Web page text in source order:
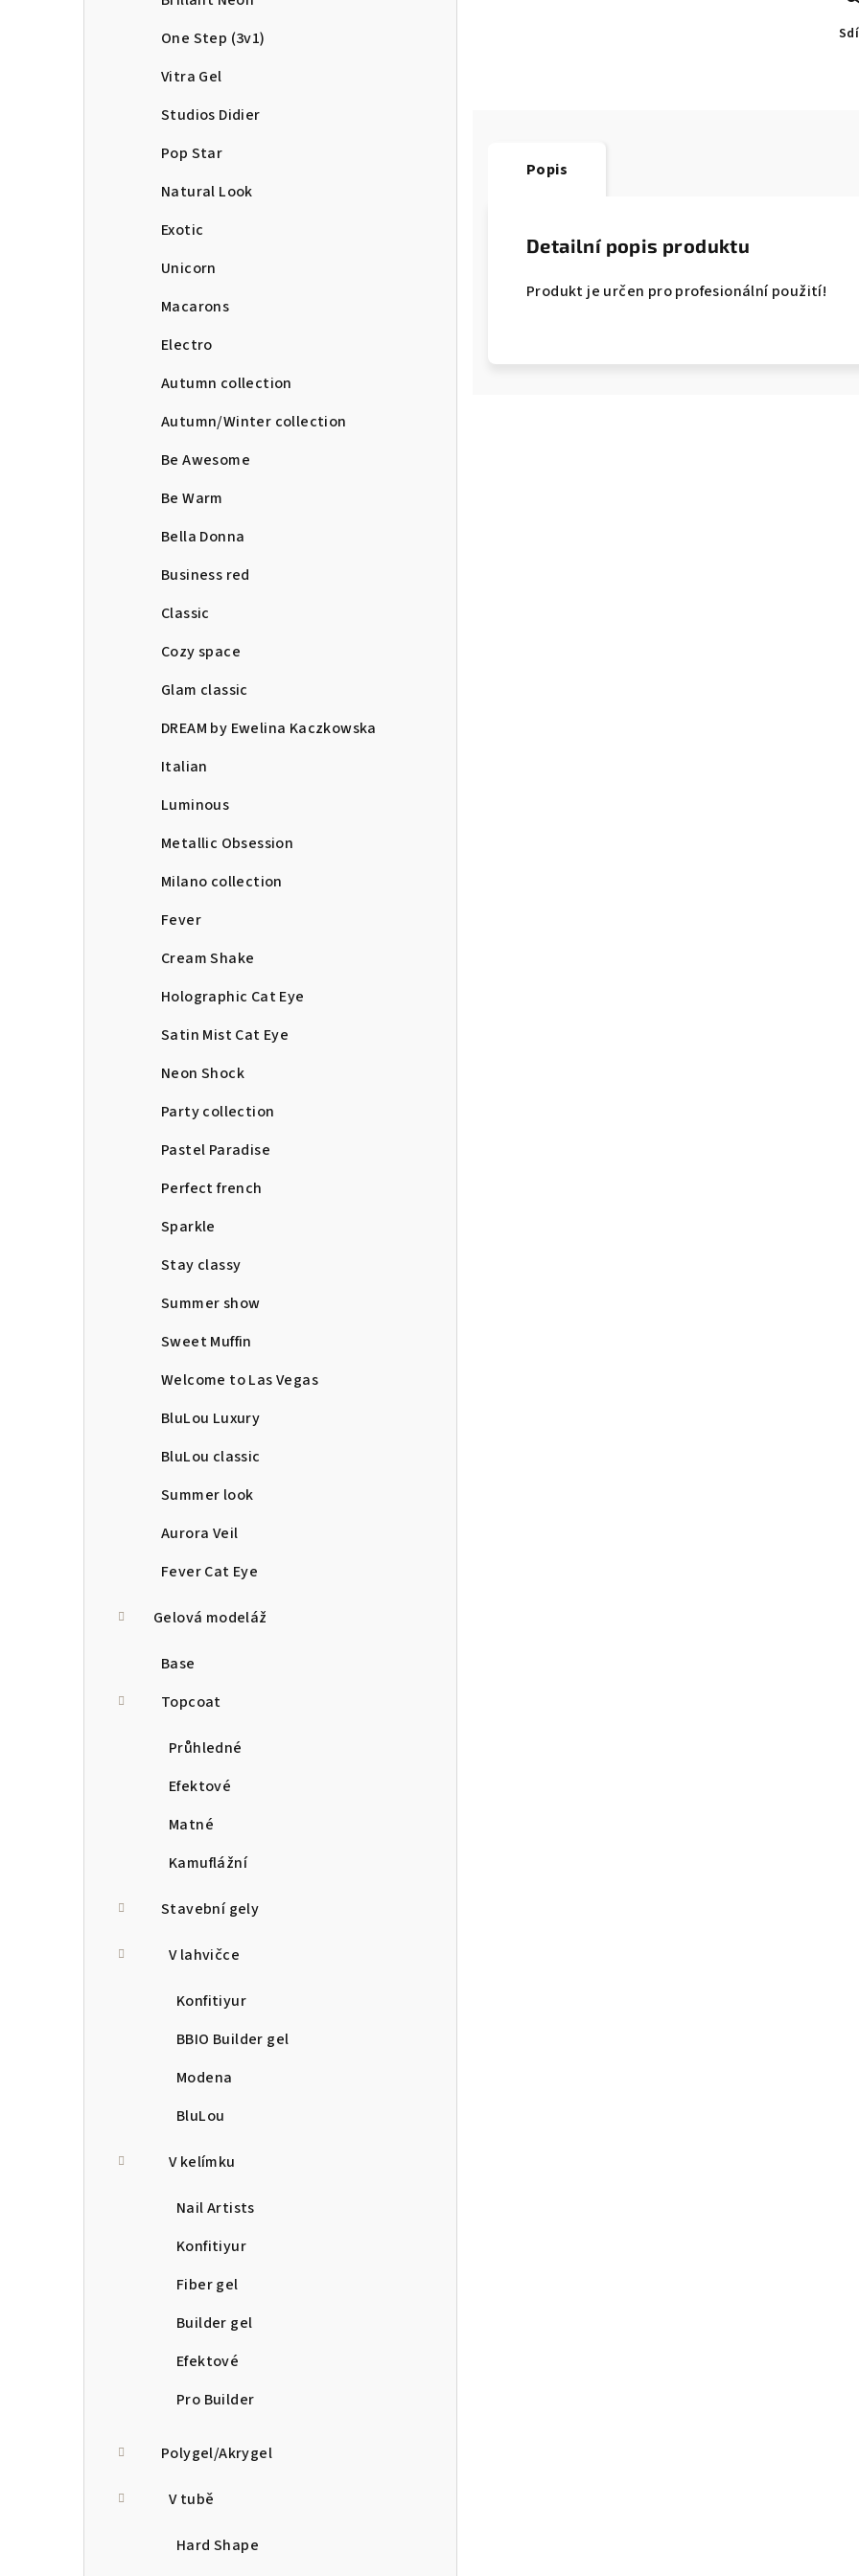
One Step (3v1)
Vitra Gel
Studios Didier
Pop Star
Natural Look
Exotic
Unicorn
Macarons
Electro
Autumn collection
Autumn/Winter collection
Be Awesome
Be Warm
Bella Donna
Business red
Classic
Cozy space
Glam classic
DREAM by Ewelina Kaczkowska
Italian
Luminous
Metallic Obsession
Milano collection
Fever
Cream Shake
Holographic Cat Eye
Satin Mist Cat Eye
Neon Shock
Party collection
Pastel Paradise
Perfect french
Sparkle
Stay classy
Summer show
Sweet Muffin
Welcome to Las Vegas
BluLou Luxury
BluLou classic
Summer look
Aurora Veil
Fever Cat Eye
Gelová modeláž
Base
Topcoat
Průhledné
Efektové
Matné
Kamuflážní
Stavební gely
V lahvičce
Konfitiyur
BBIO Builder gel
Modena
BluLou
V kelímku
Nail Artists
Konfitiyur
Fiber gel
Builder gel
Efektové
Pro Builder
Polygel/Akrygel
V tubě
Hard Shape
Popis
Detailní popis produktu
Produkt je určen pro profesionální použití!